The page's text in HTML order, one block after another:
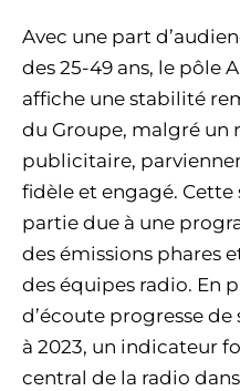
Avec une part
des 25-49 ans, le pôle
affiche une stabilité
du Groupe, malgré un
publicitaire,
fidèle et engagé.
partie due à une
des émissions phares
des équipes radio. En
d’écoute progresse
à 2023, un indicateur
central de la radio